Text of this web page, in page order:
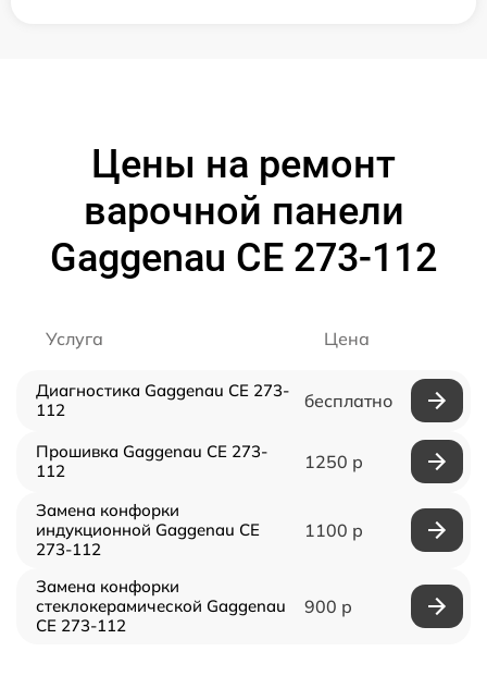
Цены на ремонт
варочной панели
Gaggenau CE 273-112
Услуга Цена
Диагностика Gaggenau CE 273-
112
бесплатно
Прошивка Gaggenau CE 273-
112
1250 р
Замена конфорки
индукционной Gaggenau CE
273-112
1100 р
Замена конфорки
стеклокерамической Gaggenau
CE 273-112
900 р